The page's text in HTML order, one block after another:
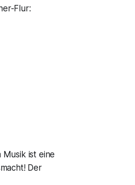
Flur:
ist eine
Der